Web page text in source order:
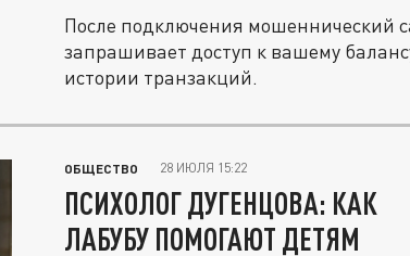
После подключения мошеннический
запрашивает доступ к вашему
истории транзакций.
ОБЩЕСТВО 28 ИЮЛЯ 15:22
ПСИХОЛОГ ДУГЕНЦОВА: КАК
ЛАБУБУ ПОМОГАЮТ ДЕТЯМ